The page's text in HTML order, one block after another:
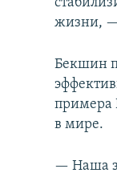
жизни, —
Бекшин
примера
в мире.
— Наша